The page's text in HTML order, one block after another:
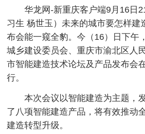
华龙网-新重庆客户端9月16日
习生 杨世玉）未来的城市要怎样建
布会能一窥全豹。今（16）日下午
城乡建设委员会、重庆市渝北区人
市智能建造技术论坛及产品发布会
行。
本次会议以智能建造为主题，
了八项智能建造产品，将有效推动
建造转型升级。